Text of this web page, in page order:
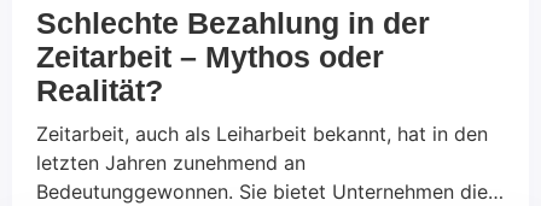
Schlechte Bezahlung in der
Zeitarbeit – Mythos oder
Realität?
Zeitarbeit, auch als Leiharbeit bekannt, hat in den
letzten Jahren zunehmend an
Bedeutunggewonnen. Sie bietet Unternehmen die